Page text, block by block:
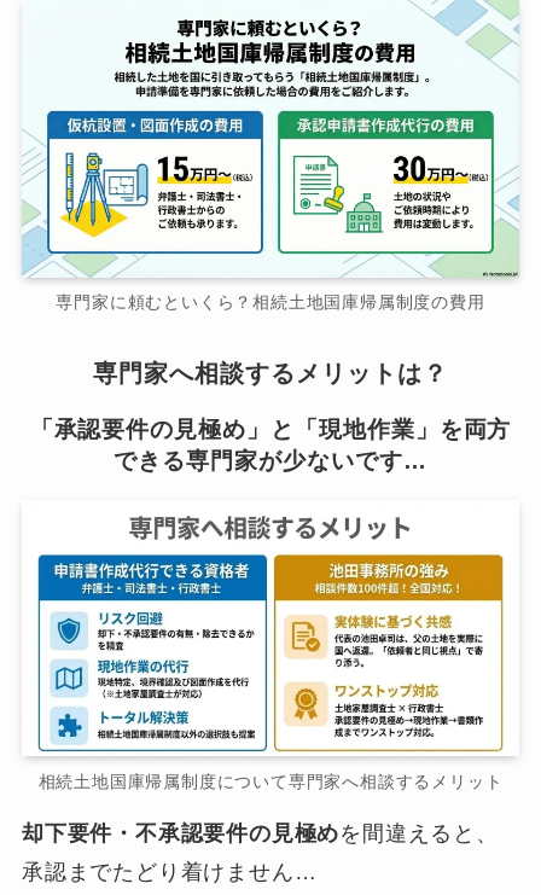
専門家に頼むといくら？相続土地国庫帰属制度の費用
専門家へ相談するメリットは？
「承認要件の見極め」と「現地作業」を両方
できる専門家が少ないです…
相続土地国庫帰属制度について専門家へ相談するメリット
却下要件・不承認要件の見極めを間違えると、
承認までたどり着けません…